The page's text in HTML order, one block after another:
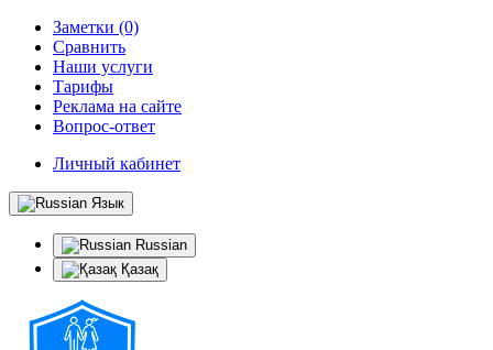
Заметки (0)
Сравнить
Наши услуги
Тарифы
Реклама на сайте
Вопрос-ответ
Личный кабинет
Язык
Russian
Қазақ